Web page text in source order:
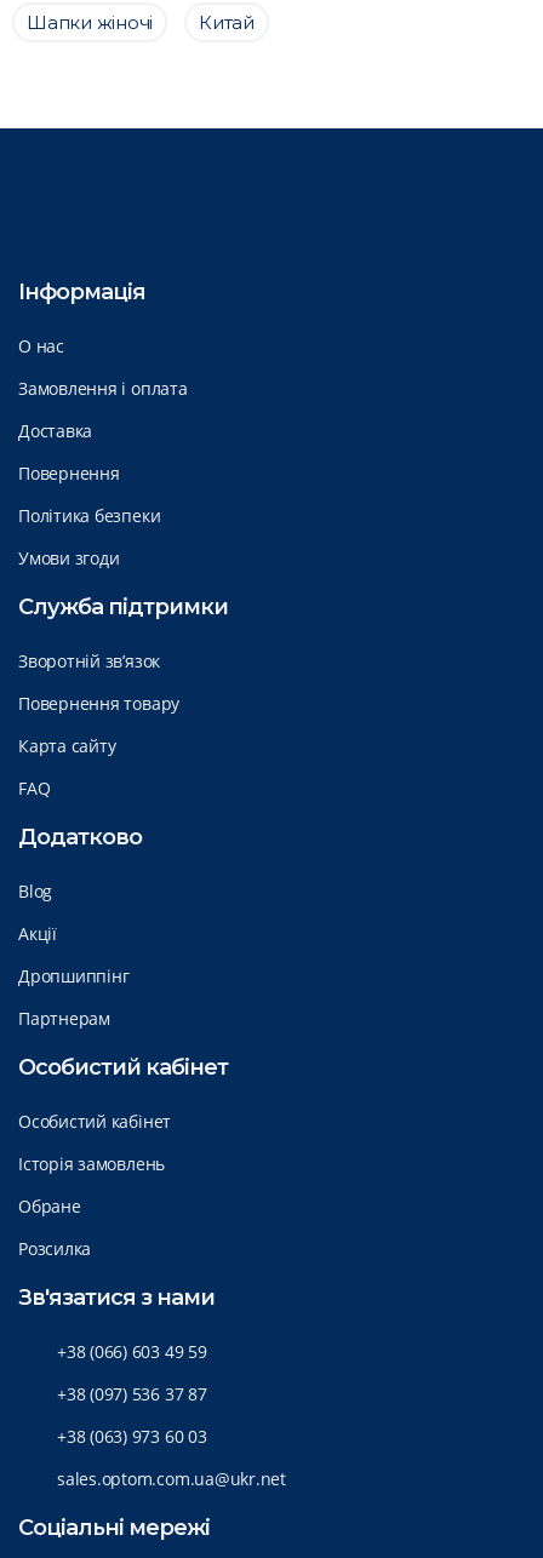
Шапки жіночі Китай
Інформація
О нас
Замовлення і оплата
Доставка
Повернення
Політика безпеки
Умови згоди
Служба підтримки
Зворотній зв’язок
Повернення товару
Карта сайту
FAQ
Додатково
Blog
Акції
Дропшиппінг
Партнерам
Особистий кабінет
Особистий кабінет
Історія замовлень
Обране
Розсилка
Зв'язатися з нами
+38 (066) 603 49 59
+38 (097) 536 37 87
+38 (063) 973 60 03
sales.optom.com.ua@ukr.net
Соціальні мережі